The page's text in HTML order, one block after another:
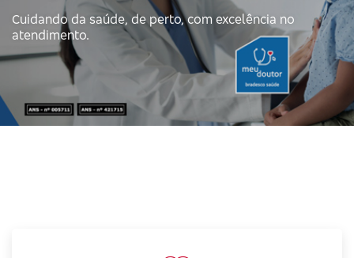
Cuidando da saúde, de perto, com excelência no
atendimento.